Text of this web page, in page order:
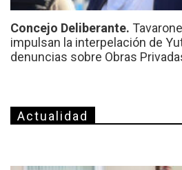
Concejo Deliberante.
impulsan la interpelación de
denuncias sobre Obras
Actualidad